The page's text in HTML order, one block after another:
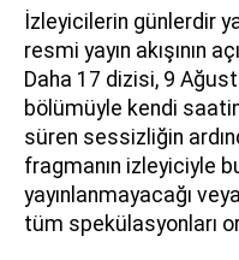
İzleyicilerin günlerdir
resmi yayın akışının
Daha 17 dizisi, 9
bölümüyle kendi
süren sessizliğin
fragmanın izleyiciyle
yayınlanmayacağı
tüm spekülasyonları